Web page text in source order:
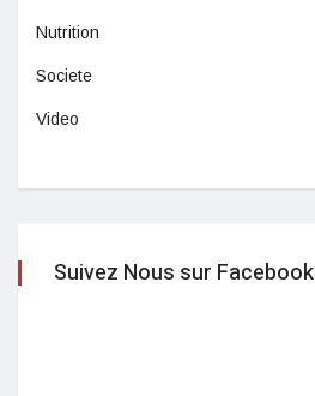
Nutrition
Societe
Video
Suivez Nous sur Facebook